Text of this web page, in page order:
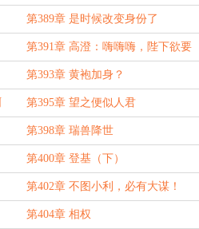
第389章 是时候改变身份了
第391章 高澄：嗨嗨嗨，陛下欲要
谋反耶？
第393章 黄袍加身？
第395章 望之便似人君
第398章 瑞兽降世
第400章 登基（下）
第402章 不图小利，必有大谋！
第404章 相权